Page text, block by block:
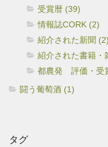
受賞暦 (39)
情報誌CORK (2)
紹介された新聞 (2)
紹介された書籍・
都農発 評価・受
闘う葡萄酒 (1)
タグ